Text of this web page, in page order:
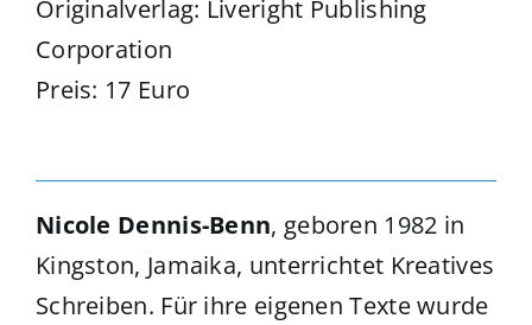
Originalverlag: Liveright Publishing
Corporation
Preis: 17 Euro
Nicole Dennis-Benn, geboren 1982 in
Kingston, Jamaika, unterrichtet Kreatives
Schreiben. Für ihre eigenen Texte wurde